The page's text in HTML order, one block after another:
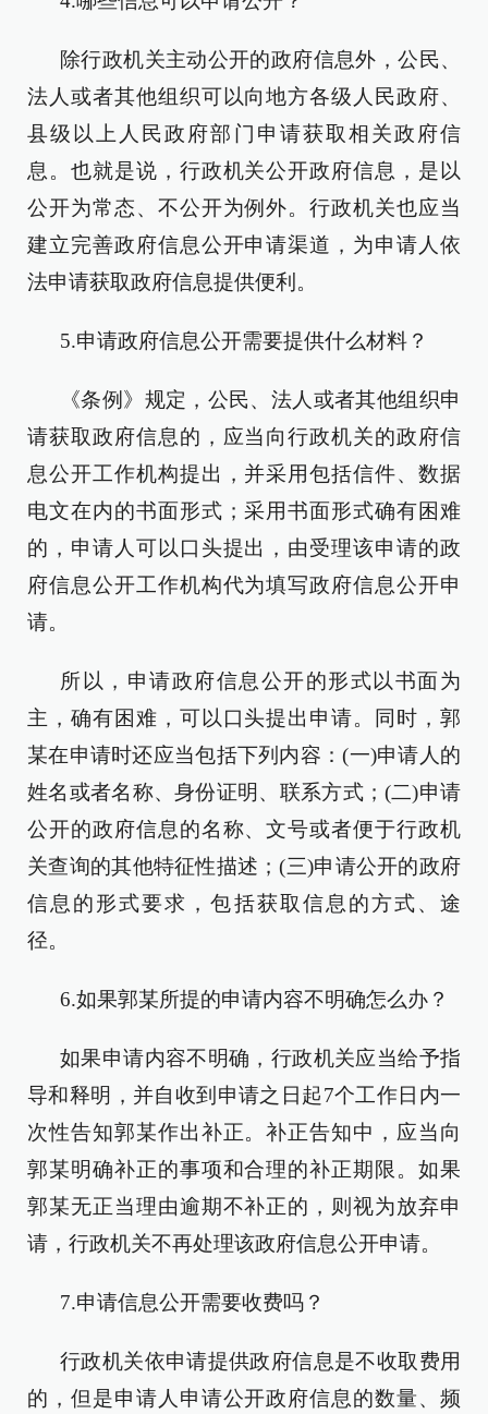
除行政机关主动公开的政府信息外，公民、
法人或者其他组织可以向地方各级人民政府、
县级以上人民政府部门申请获取相关政府信
息。也就是说，行政机关公开政府信息，是以
公开为常态、不公开为例外。行政机关也应当
建立完善政府信息公开申请渠道，为申请人依
法申请获取政府信息提供便利。
5.申请政府信息公开需要提供什么材料？
《条例》规定，公民、法人或者其他组织申
请获取政府信息的，应当向行政机关的政府信
息公开工作机构提出，并采用包括信件、数据
电文在内的书面形式；采用书面形式确有困难
的，申请人可以口头提出，由受理该申请的政
府信息公开工作机构代为填写政府信息公开申
请。
所以，申请政府信息公开的形式以书面为
主，确有困难，可以口头提出申请。同时，郭
某在申请时还应当包括下列内容：(一)申请人的
姓名或者名称、身份证明、联系方式；(二)申请
公开的政府信息的名称、文号或者便于行政机
关查询的其他特征性描述；(三)申请公开的政府
信息的形式要求，包括获取信息的方式、途
径。
6.如果郭某所提的申请内容不明确怎么办？
如果申请内容不明确，行政机关应当给予指
导和释明，并自收到申请之日起7个工作日内一
次性告知郭某作出补正。补正告知中，应当向
郭某明确补正的事项和合理的补正期限。如果
郭某无正当理由逾期不补正的，则视为放弃申
请，行政机关不再处理该政府信息公开申请。
7.申请信息公开需要收费吗？
行政机关依申请提供政府信息是不收取费用
的，但是申请人申请公开政府信息的数量、频